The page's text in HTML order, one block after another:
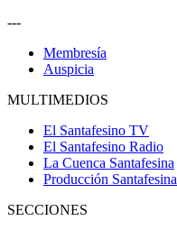
---
Membresía
Auspicia
MULTIMEDIOS
El Santafesino TV
El Santafesino Radio
La Cuenca Santafesina
Producción Santafesina
SECCIONES